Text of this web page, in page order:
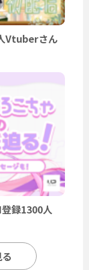
Vtuberさん
録1300人